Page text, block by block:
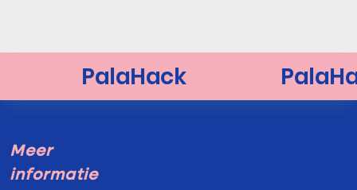
Meer
informatie